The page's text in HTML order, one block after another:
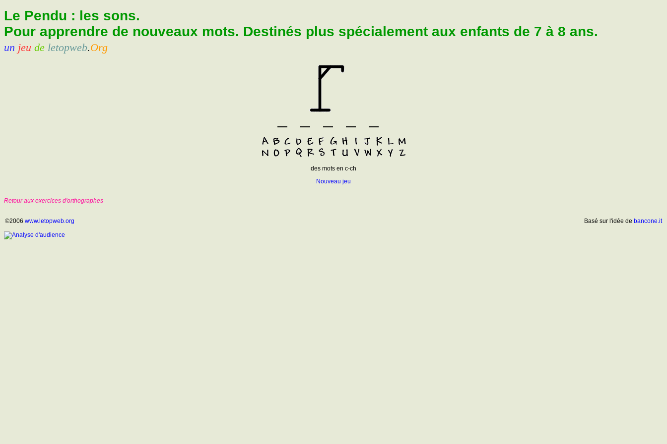
Le Pendu : les sons.
Pour apprendre de nouveaux mots. Destinés plus spécialement aux enfants de 7 à 8 ans.
un jeu de letopweb.Org
des mots en c-ch
Nouveau jeu
Retour aux exercices d'orthographes
©2006 www.letopweb.org Basé sur l'idée de bancone.it